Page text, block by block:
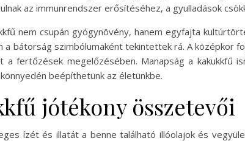
az immunrendszer erősítéséhez, a gyulladások
nem csupán gyógynövény, hanem egyfajta
a bátorság szimbólumaként tekintettek rá. A középkor
a fertőzések megelőzésében. Manapság a
beépíthetünk az életünkbe.
jótékony összetevői
ízét és illatát a benne található illóolajok és